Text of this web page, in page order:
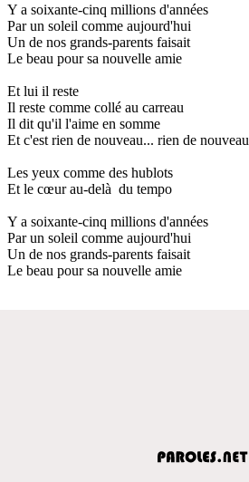
Y a soixante-cinq millions d'années
Par un soleil comme aujourd'hui
Un de nos grands-parents faisait
Le beau pour sa nouvelle amie
Et lui il reste
Il reste comme collé au carreau
Il dit qu'il l'aime en somme
Et c'est rien de nouveau... rien de nouveau
Les yeux comme des hublots
Et le cœur au-delà du tempo
Y a soixante-cinq millions d'années
Par un soleil comme aujourd'hui
Un de nos grands-parents faisait
Le beau pour sa nouvelle amie